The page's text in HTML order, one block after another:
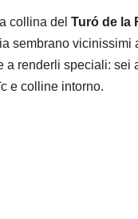
collina del Turó de la
sembrano
a renderli speciali:
e colline intorno.